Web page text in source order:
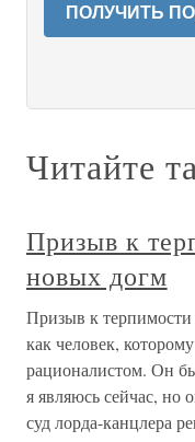
ПОЛУЧИТЬ
Читайте
Призыв к
новых догм
Призыв к
как человек,
рационалистом. Он
я являюсь сейчас, но
суд лорда-канцлера